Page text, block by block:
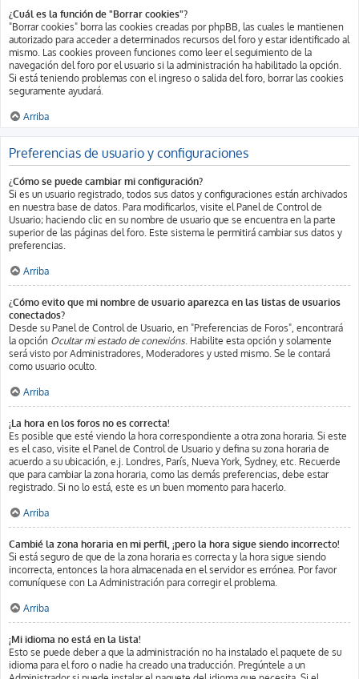
¿Cuál es la función de "Borrar cookies"?
"Borrar cookies" borra las cookies creadas por phpBB, las cuales le mantienen
autorizado para acceder a determinados recursos del foro y estar identificado al
mismo. Las cookies proveen funciones como leer el seguimiento de la
navegación del foro por el usuario si la administración ha habilitado la opción.
Si está teniendo problemas con el ingreso o salida del foro, borrar las cookies
seguramente ayudará.
Arriba
Preferencias de usuario y configuraciones
¿Cómo se puede cambiar mi configuración?
Si es un usuario registrado, todos sus datos y configuraciones están archivados
en nuestra base de datos. Para modificarlos, visite el Panel de Control de
Usuario; haciendo clic en su nombre de usuario que se encuentra en la parte
superior de las páginas del foro. Este sistema le permitirá cambiar sus datos y
preferencias.
Arriba
¿Cómo evito que mi nombre de usuario aparezca en las listas de usuarios
conectados?
Desde su Panel de Control de Usuario, en "Preferencias de Foros", encontrará
la opción Ocultar mi estado de conexións. Habilite esta opción y solamente
será visto por Administradores, Moderadores y usted mismo. Se le contará
como usuario oculto.
Arriba
¡La hora en los foros no es correcta!
Es posible que esté viendo la hora correspondiente a otra zona horaria. Si este
es el caso, visite el Panel de Control de Usuario y defina su zona horaria de
acuerdo a su ubicación, e.j. Londres, París, Nueva York, Sydney, etc. Recuerde
que para cambiar la zona horaria, como las demás preferencias, debe estar
registrado. Si no lo está, este es un buen momento para hacerlo.
Arriba
Cambié la zona horaria en mi perfil, ¡pero la hora sigue siendo incorrecto!
Si está seguro de que de la zona horaria es correcta y la hora sigue siendo
incorrecta, entonces la hora almacenada en el servidor es errónea. Por favor
comuníquese con La Administración para corregir el problema.
Arriba
¡Mi idioma no está en la lista!
Esto se puede deber a que la administración no ha instalado el paquete de su
idioma para el foro o nadie ha creado una traducción. Pregúntele a un